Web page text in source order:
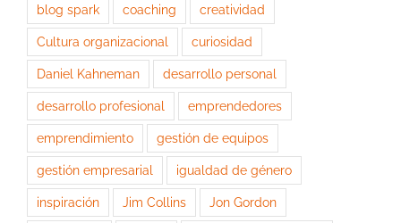
blog spark coaching creatividad
Cultura organizacional curiosidad
Daniel Kahneman desarrollo personal
desarrollo profesional emprendedores
emprendimiento gestión de equipos
gestión empresarial igualdad de género
inspiración Jim Collins Jon Gordon